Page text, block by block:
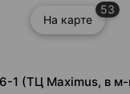
На карте
53